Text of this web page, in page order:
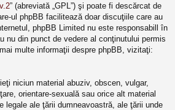
” (abreviată „GPL”) şi poate fi descărcat de
ul phpBB facilitează doar discuţiile care au
phpBB Limited nu este responsabill în
nu din punct de vedere al conţinutului permis
multe informaţii despre phpBB, vizitaţi:
niciun material abuziv, obscen, vulgar,
orientare-sexuală sau orice alt material
legale ale ţării dumneavoastră, ale ţării unde